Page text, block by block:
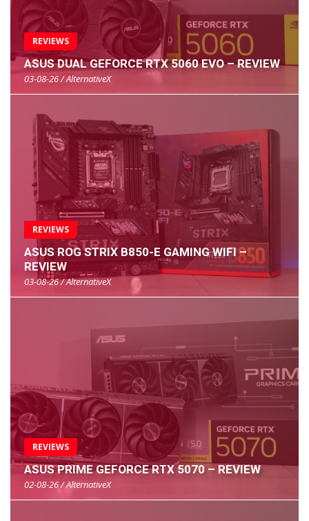
REVIEWS
ASUS DUAL GEFORCE RTX 5060 EVO – REVIEW
03-08-26 / AlternativeX
REVIEWS
ASUS ROG STRIX B850-E GAMING WIFI –
REVIEW
03-08-26 / AlternativeX
REVIEWS
ASUS PRIME GEFORCE RTX 5070 – REVIEW
02-08-26 / AlternativeX